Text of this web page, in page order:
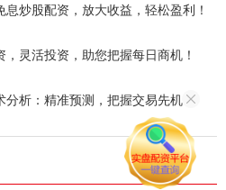
炒股配资，放大收益，轻松盈利！
灵活投资，助您把握每日商机！
分析：精准预测，把握交易先机